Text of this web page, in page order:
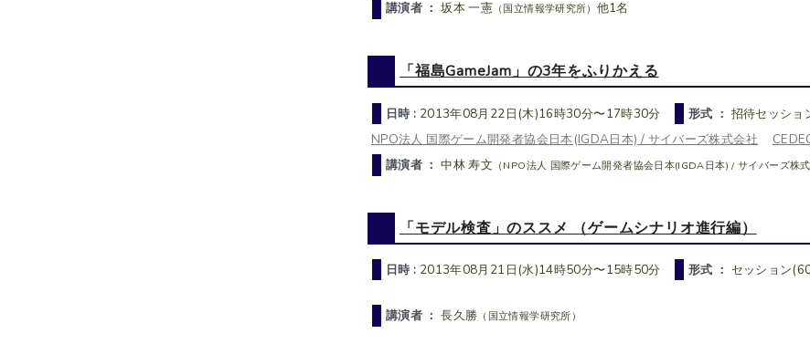
講演者 ：坂本 一憲 （国立情報学研究所） 他1名
「福島GameJam」の3年をふりかえる
日時 : 2013年08月22日(木)16時30分〜17時30分 形式 ： 招待セッショ
NPO法人 国際ゲーム開発者協会日本(IGDA日本) / サイバーズ株式会社
講演者 ：中林 寿文 （NPO法人 国際ゲーム開発者協会日本(IGDA日本) / サイバーズ株式
「モデル検査」のススメ （ゲームシナリオ進行編）
日時 : 2013年08月21日(水)14時50分〜15時50分 形式 ： セッション
講演者 ：長久勝 （国立情報学研究所）